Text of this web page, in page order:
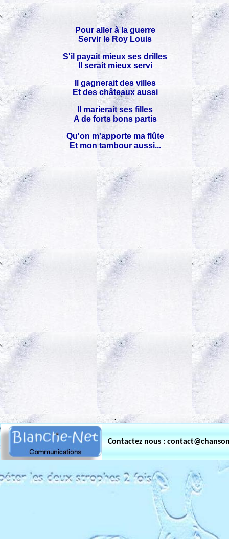
Pour aller à la guerre
Servir le Roy Louis
S'il payait mieux ses drilles
Il serait mieux servi
Il gagnerait des villes
Et des châteaux aussi
Il marierait ses filles
A de forts bons partis
Qu'on m'apporte ma flûte
Et mon tambour aussi...
Contactez nous :